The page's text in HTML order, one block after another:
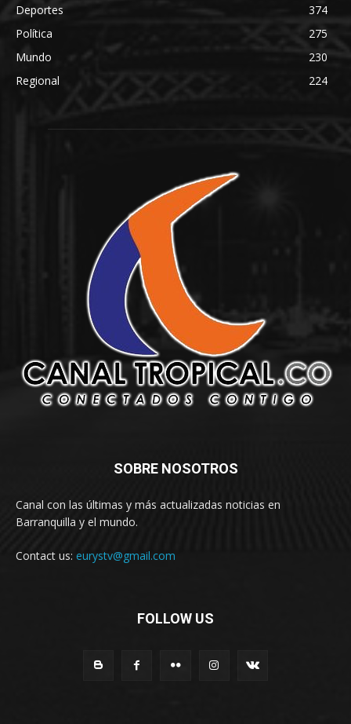
Deportes
374
Política
275
Mundo
230
Regional
224
SOBRE NOSOTROS
Canal con las últimas y más actualizadas noticias en
Barranquilla y el mundo.
Contact us: eurystv@gmail.com
FOLLOW US